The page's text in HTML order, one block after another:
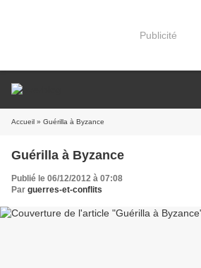
Publicité
Accueil » Guérilla à Byzance
Guérilla à Byzance
Publié le 06/12/2012 à 07:08
Par guerres-et-conflits